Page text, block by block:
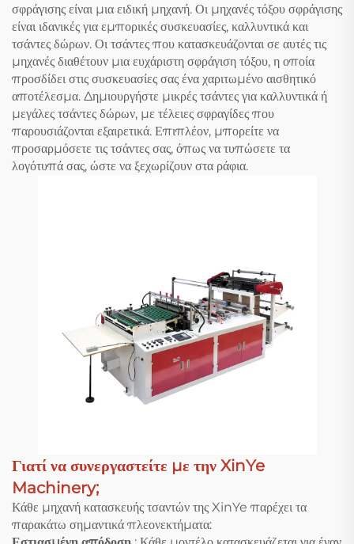
σφράγισης είναι μια ειδική μηχανή. Οι μηχανές τόξου σφράγισης
είναι ιδανικές για εμπορικές συσκευασίες, καλλυντικά και
τσάντες δώρων. Οι τσάντες που κατασκευάζονται σε αυτές τις
μηχανές διαθέτουν μια ευχάριστη σφράγιση τόξου, η οποία
προσδίδει στις συσκευασίες σας ένα χαριτωμένο αισθητικό
αποτέλεσμα. Δημιουργήστε μικρές τσάντες για καλλυντικά ή
μεγάλες τσάντες δώρων, με τέλειες σφραγίδες που
παρουσιάζονται εξαιρετικά. Επιπλέον, μπορείτε να
προσαρμόσετε τις τσάντες σας, όπως να τυπώσετε τα
λογότυπά σας, ώστε να ξεχωρίζουν στα ράφια.
Γιατί να συνεργαστείτε με την XinYe
Machinery;
Κάθε μηχανή κατασκευής τσαντών της XinYe παρέχει τα
παρακάτω σημαντικά πλεονεκτήματα: